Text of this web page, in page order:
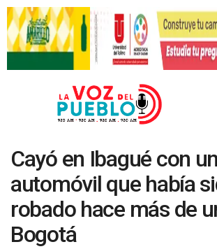
Cayó en Ibagué con un
automóvil que había
robado hace más de
Bogotá